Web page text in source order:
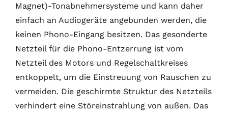
Magnet)-Tonabnehmersysteme und kann daher
einfach an Audiogeräte angebunden werden, die
keinen Phono-Eingang besitzen. Das gesonderte
Netzteil für die Phono-Entzerrung ist vom
Netzteil des Motors und Regelschaltkreises
entkoppelt, um die Einstreuung von Rauschen zu
vermeiden. Die geschirmte Struktur des Netzteils
verhindert eine Störeinstrahlung von außen. Das